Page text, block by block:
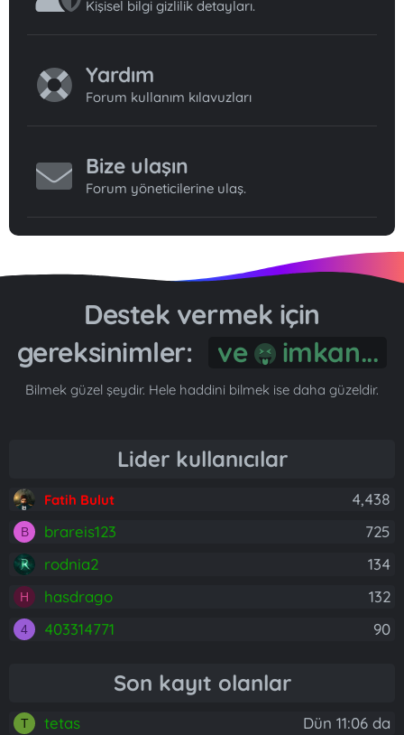
Kişisel bilgi gizlilik detayları.
Yardım
Forum kullanım kılavuzları
Bize ulaşın
Forum yöneticilerine ulaş.
Destek vermek için
gereksinimler:
ve imkan...
Bilmek güzel şeydir. Hele haddini bilmek ise daha güzeldir.
Lider kullanıcılar
Fatih Bulut 4,438
B brareis123
725
rodnia2
134
H hasdrago 132
4 403314771 90
Son kayıt olanlar
T tetas
Dün 11:06 da